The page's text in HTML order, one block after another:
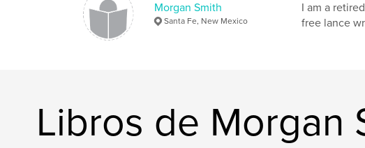
Morgan Smith
Santa Fe, New Mexico
I am a
free lance
Libros de Morgan